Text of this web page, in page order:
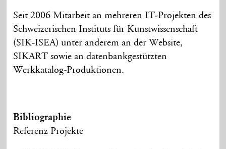
Seit 2006 Mitarbeit an mehreren IT-Projekten des
Schweizerischen Instituts für Kunstwissenschaft
(SIK-ISEA) unter anderem an der Website,
SIKART sowie an datenbankgestützten
Werkkatalog-Produktionen.
Bibliographie
Referenz Projekte